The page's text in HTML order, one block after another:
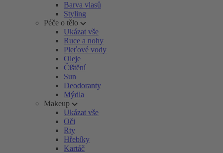
Barva vlasů
Styling
Péče o tělo
Ukázat vše
Ruce a nohy
Pleťové vody
Oleje
Čištění
Sun
Deodoranty
Mýdla
Makeup
Ukázat vše
Oči
Rty
Hřebíky
Kartáč